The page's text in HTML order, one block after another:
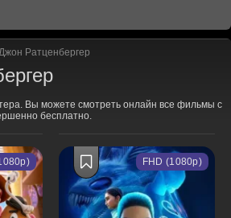
Ратценбергер
Вы можете смотреть онлайн все фильмы с
бесплатно.
FHD (1080p)